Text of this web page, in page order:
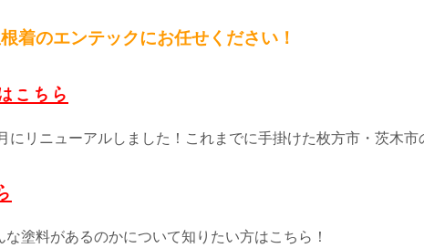
着のエンテックにお任せください！
こちら
リニューアルしました！これまでに手掛けた枚方市・茨木市
塗料があるのかについて知りたい方はこちら！